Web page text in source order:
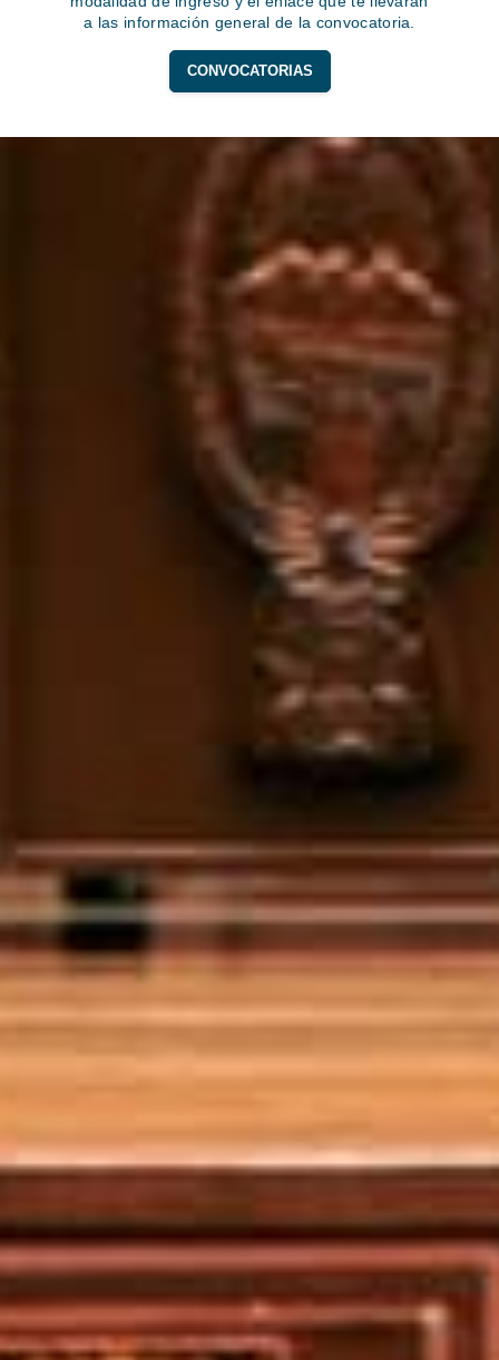
a las información general de la convocatoria.
CONVOCATORIAS